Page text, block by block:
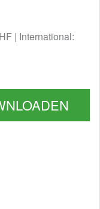
International: